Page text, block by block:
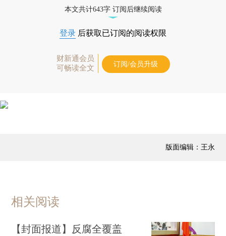
本文共计643字 订阅后继续阅读
登录 后获取已订阅的阅读权限
财新通会员
可畅读全文
订阅/会员升级
版面编辑：王永
相关阅读
【封面报道】反腐全覆盖